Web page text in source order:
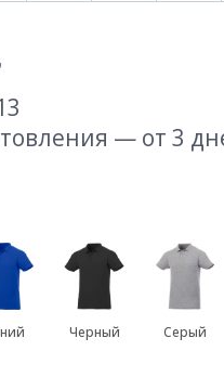
— от 3
Черный Серый